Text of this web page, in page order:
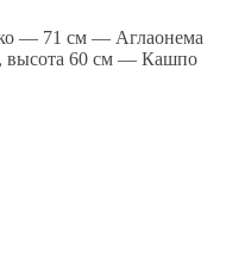
— 71 см — Аглаонема
высота 60 см — Кашпо